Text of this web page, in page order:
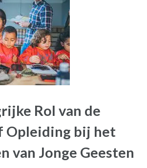
Rol van de
Opleiding bij het
van Jonge Geesten